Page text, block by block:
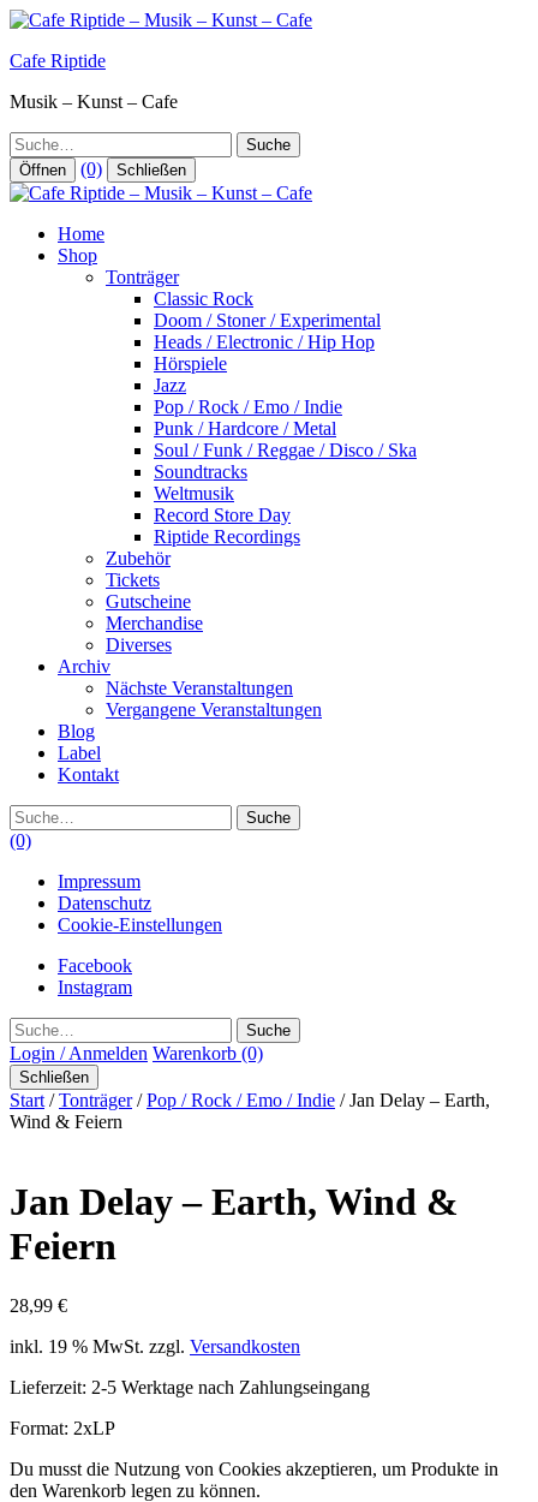
Zum
springen
Cafe Riptide
Musik – Kunst – Cafe
Suche
Öffnen (0) Schließen
Home
Shop
Tonträger
Classic Rock
Doom / Stoner / Experimental
Heads / Electronic / Hip Hop
Hörspiele
Jazz
Pop / Rock / Emo / Indie
Punk / Hardcore / Metal
Soul / Funk / Reggae / Disco / Ska
Soundtracks
Weltmusik
Record Store Day
Riptide Recordings
Zubehör
Tickets
Gutscheine
Merchandise
Diverses
Archiv
Nächste Veranstaltungen
Vergangene Veranstaltungen
Blog
Label
Kontakt
Suche
(0)
Impressum
Datenschutz
Cookie-Einstellungen
Facebook
Instagram
Suche
Login / Anmelden Warenkorb (0)
Schließen
Start /Tonträger/Pop / Rock / Emo / Indie / Jan Delay – Earth,
Wind & Feiern
Jan Delay – Earth, Wind &
Feiern
28,99 €
inkl. 19 % MwSt. zzgl. Versandkosten
Lieferzeit: 2-5 Werktage nach Zahlungseingang
Format: 2xLP
Du musst die Nutzung von Cookies akzeptieren, um Produkte in
den Warenkorb legen zu können.